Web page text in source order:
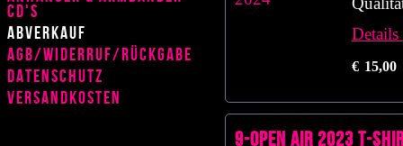
CD's
Abverkauf
AGB/Widerruf/Rückgabe
Datenschutz
Versandkosten
Details
€ 15,00
9-OPEN AIR 2023 T-